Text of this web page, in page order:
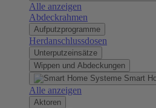
Alle anzeigen
Abdeckrahmen
Aufputzprogramme
Herdanschlussdosen
Unterputzeinsätze
Wippen und Abdeckungen
Smart
Alle anzeigen
Aktoren